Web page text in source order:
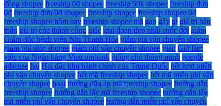
đồng shopee freeship 0đ shopee freeship 50k shopee freeship đơn
0đ freeship đơn 0đ shopee freeship shopee freeship shopee 0đ
freeship shopee hôm nay freeship shopee mã gan gây gì giá trị bản
thân giá trị của thành công giấc giai đoạn đẹp nhất cuộc đời giảm
Giám đốc bệnh viện Nhi Thanh Hóa giảm giá vận chuyển shopee
giảm phí ship shopee giảm phí vận chuyển shopee giản Giờ làm
việc của Ngân hàng Vietcombank giống chó thông minh google
adsense hại Hai đặc khu hành chính của Trung Quốc hết lượt miễn
phí vận chuyển shopee hết mã freeship shopee hết mã miễn phí vận
chuyển shopee hoạt hướng dẫn áp mã freeship shopee hướng dẫn
freeship shopee hướng dẫn lấy mã freeship shopee hướng dẫn lấy
mã miễn phí vận chuyển shopee hướng dẫn miễn phí vận chuyển